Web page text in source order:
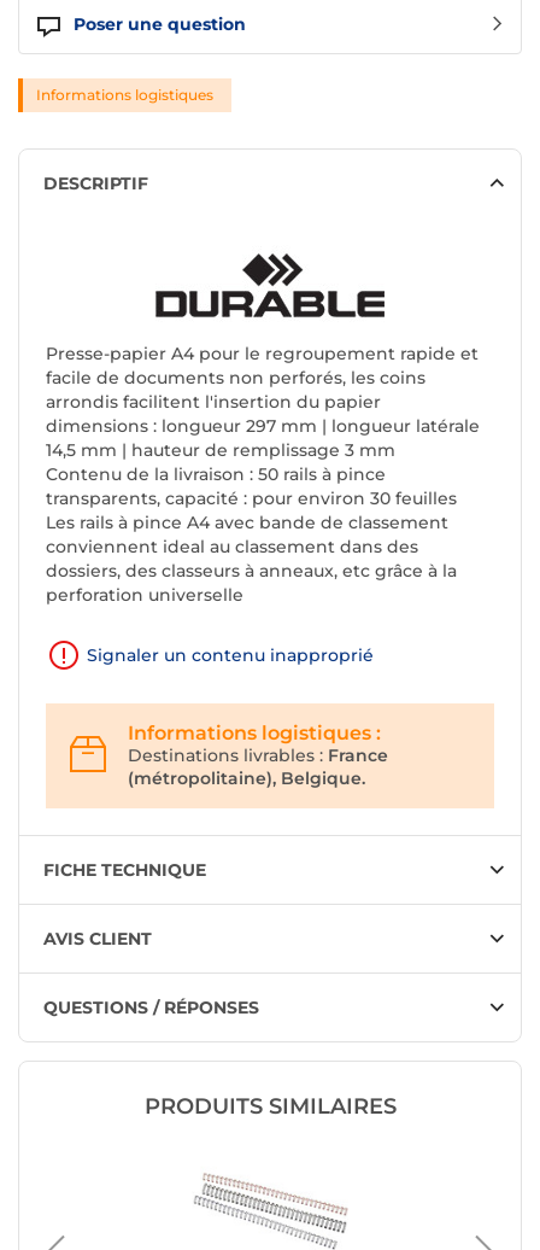
Poser une question
Informations logistiques
DESCRIPTIF
Presse-papier A4 pour le regroupement rapide et
facile de documents non perforés, les coins
arrondis facilitent l'insertion du papier
dimensions : longueur 297 mm | longueur latérale
14,5 mm | hauteur de remplissage 3 mm
Contenu de la livraison : 50 rails à pince
transparents, capacité : pour environ 30 feuilles
Les rails à pince A4 avec bande de classement
conviennent ideal au classement dans des
dossiers, des classeurs à anneaux, etc grâce à la
perforation universelle
Signaler un contenu inapproprié
Informations logistiques :
Destinations livrables : France
(métropolitaine), Belgique.
FICHE TECHNIQUE
AVIS CLIENT
QUESTIONS / RÉPONSES
PRODUITS SIMILAIRES